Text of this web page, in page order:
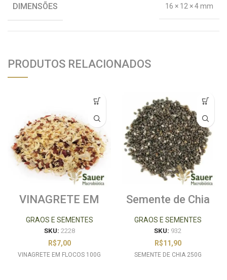
DIMENSÕES 16 × 12 × 4 mm
PRODUTOS RELACIONADOS
VINAGRETE EM
GRAOS E SEMENTES
SKU: 2228
R$7,00
VINAGRETE EM FLOCOS 100G
Semente de Chia
GRAOS E SEMENTES
SKU: 932
R$11,90
SEMENTE DE CHIA 250G